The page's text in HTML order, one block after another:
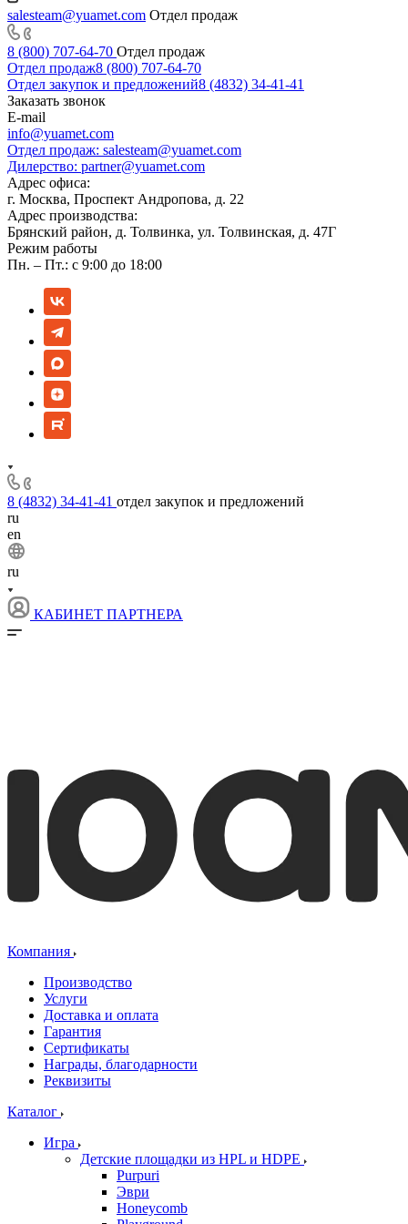
salesteam@yuamet.com Отдел продаж
8 (800) 707-64-70 Отдел продаж
Отдел продаж8 (800) 707-64-70
Отдел закупок и предложений8 (4832) 34-41-41
Заказать звонок
E-mail
info@yuamet.com
Отдел продаж: salesteam@yuamet.com
Дилерство: partner@yuamet.com
Адрес офиса:
г. Москва, Проспект Андропова, д. 22
Адрес производства:
Брянский район, д. Толвинка, ул. Толвинская, д. 47Г
Режим работы
Пн. – Пт.: с 9:00 до 18:00
8 (4832) 34-41-41 отдел закупок и предложений
ru
en
ru
КАБИНЕТ ПАРТНЕРА
Компания
Производство
Услуги
Доставка и оплата
Гарантия
Сертификаты
Награды, благодарности
Реквизиты
Каталог
Игра
Детские площадки из HPL и HDPE
Purpuri
Эври
Honeycomb